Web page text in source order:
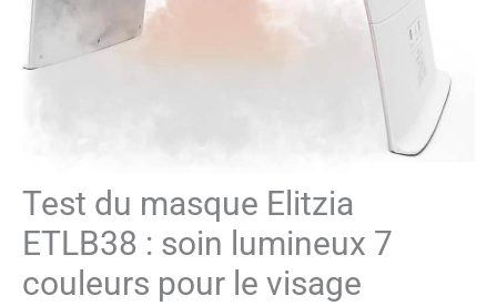
Test du masque Elitzia
ETLB38 : soin lumineux 7
couleurs pour le visage